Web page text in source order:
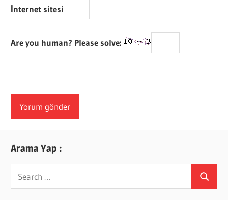
İnternet sitesi
Are you human? Please solve:
Arama Yap :
Search
for:
Search